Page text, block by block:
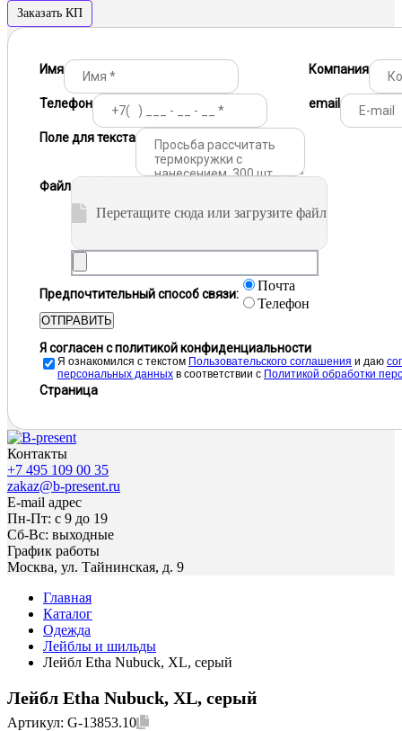
Заказать КП
Имя Компания
Телефон email
Поле для текста
Файл
Перетащите сюда или загрузите файл
Предпочтительный способ связи:
Почта
Телефон
ОТПРАВИТЬ
Я согласен с политикой конфиденциальности
Я ознакомился с текстом Пользовательского соглашения и даю
персональных данных в соответствии с Политикой обработки
Страница
Контакты
+7 495 109 00 35
zakaz@b-present.ru
E-mail адрес
Пн-Пт: с 9 до 19
Сб-Вс: выходные
График работы
Москва, ул. Тайнинская, д. 9
Главная
Каталог
Одежда
Лейблы и шильды
Лейбл Etha Nubuсk, XL, серый
Лейбл Etha Nubuсk, XL, серый
Артикул: G-13853.10